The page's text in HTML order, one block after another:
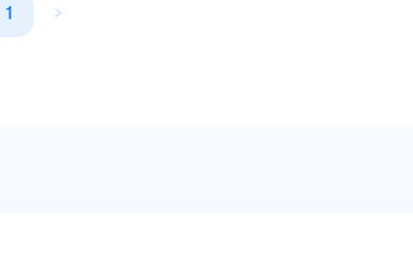
1 >